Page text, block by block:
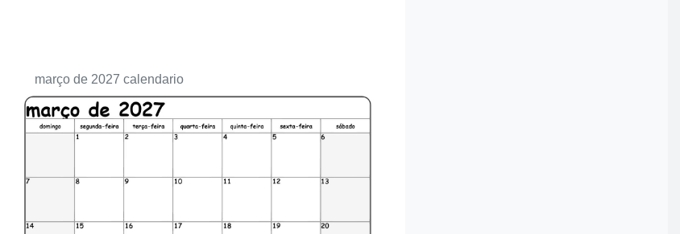
março de 2027 calendario